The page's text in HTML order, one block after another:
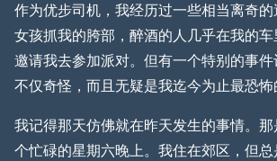
作为优步司机，我经历过一些相当离奇
女孩抓我的胯部，醉酒的人几乎在我的
邀请我去参加派对。但有一个特别的事
不仅奇怪，而且无疑是我迄今为止最恐怖
我记得那天仿佛就在昨天发生的事情。
个忙碌的星期六晚上。我住在郊区，但